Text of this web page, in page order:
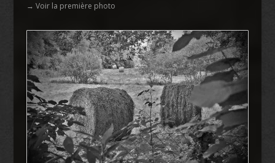
→ Voir la première photo